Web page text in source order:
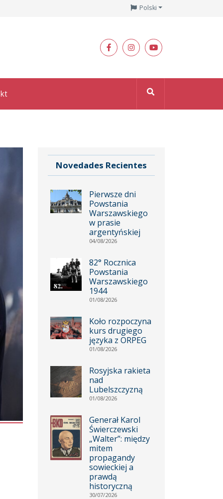
Polski
Novedades Recientes
Pierwsze dni
Powstania
Warszawskiego
w prasie
argentyńskiej
04/08/2026
82° Rocznica
Powstania
Warszawskiego
1944
01/08/2026
Koło rozpoczyna
kurs drugiego
języka z ORPEG
01/08/2026
Rosyjska rakieta
nad
Lubelszczyzną
01/08/2026
Generał Karol
Świerczewski
„Walter”: między
mitem
propagandy
sowieckiej a
prawdą
historyczną
30/07/2026